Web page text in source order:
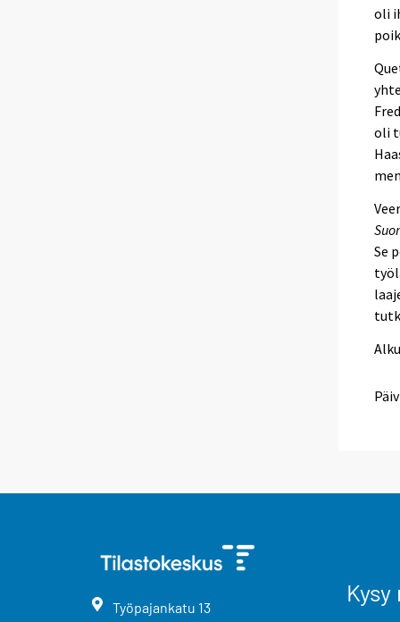
oli
oli
Se
Työpajankatu 13